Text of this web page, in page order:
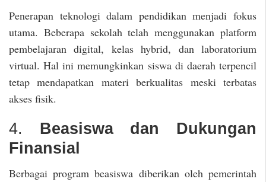
Penerapan teknologi dalam pendidikan menjadi fokus
utama. Beberapa sekolah telah menggunakan platform
pembelajaran digital, kelas hybrid, dan laboratorium
virtual. Hal ini memungkinkan siswa di daerah terpencil
tetap mendapatkan materi berkualitas meski terbatas
akses fisik.
4. Beasiswa dan Dukungan
Finansial
Berbagai program beasiswa diberikan oleh pemerintah